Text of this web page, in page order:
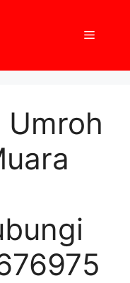
Menu
Umroh